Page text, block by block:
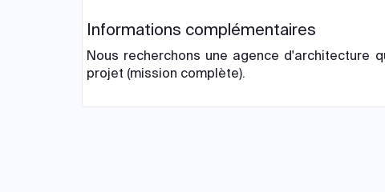
Informations complémentaires
Nous recherchons une agence d'architecture
projet (mission complète).